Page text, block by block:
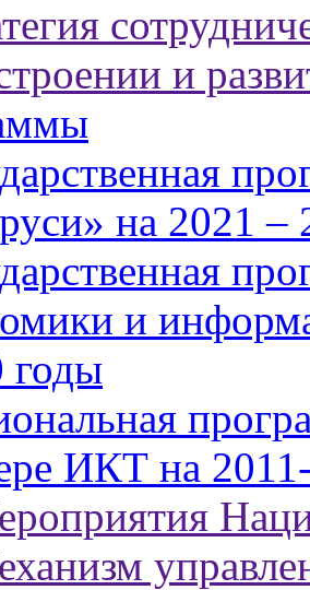
и
на 2021 –
и
годы
ИКТ на